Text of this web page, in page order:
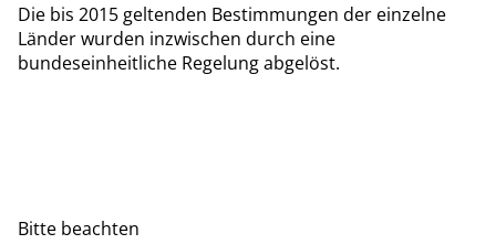
Die bis 2015 geltenden Bestimmungen der einzelne
Länder wurden inzwischen durch eine
bundeseinheitliche Regelung abgelöst.
Bitte beachten